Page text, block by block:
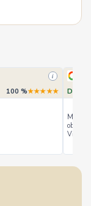
i
100 %★★★★★
Můžu
Vřele